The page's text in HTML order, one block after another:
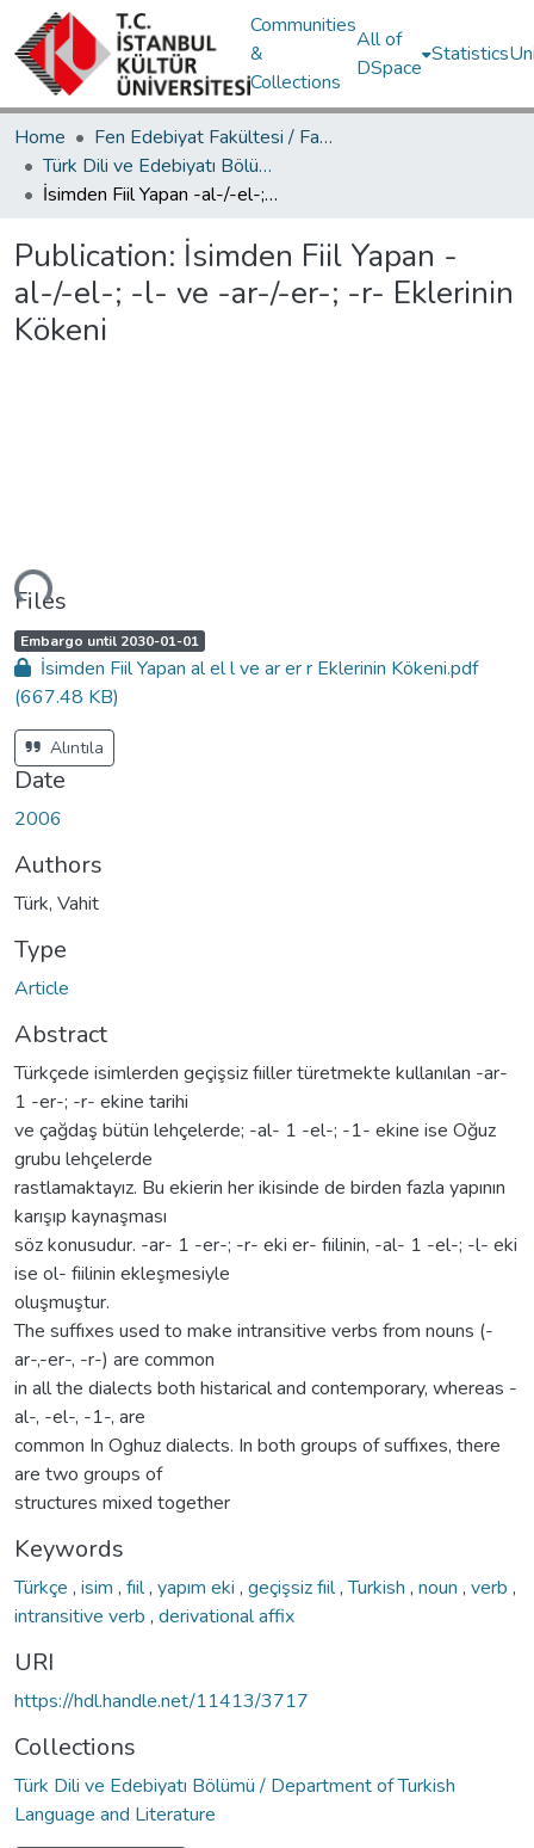
Communities
&
Collections
All of
DSpace
Statistics
Home
Fen Edebiyat Fakültesi / Faculty of Letters and Sciences
Türk Dili ve Edebiyatı Bölümü / Department of Turkish Language and Literature
İsimden Fiil Yapan -al-/-el-; -l- ve -ar-/-er-; -r- Eklerinin Kökeni
Publication: İsimden Fiil Yapan -
al-/-el-; -l- ve -ar-/-er-; -r- Eklerinin
Kökeni
Files
A
c
c
e
s
s
s
a
t
u
:
Embargo until 2030-01-01,
İsimden Fiil Yapan al el l ve ar er r Eklerinin Kökeni.pdf
(667.48 KB)
Alıntıla
Date
2006
Authors
Türk, Vahit
Type
Article
Abstract
Türkçede isimlerden geçişsiz fıiller türetmekte kullanılan -ar-
1 -er-; -r- ekine tarihi
ve çağdaş bütün lehçelerde; -al- 1 -el-; -1- ekine ise Oğuz
grubu lehçelerde
rastlamaktayız. Bu ekierin her ikisinde de birden fazla yapının
karışıp kaynaşması
söz konusudur. -ar- 1 -er-; -r- eki er- fıilinin, -al- 1 -el-; -l- eki
ise ol- fiilinin ekleşmesiyle
oluşmuştur.
The suffıxes used to make intransitive verbs from nouns (-
ar-,-er-, -r-) are common
in all the dialects both histarical and contemporary, whereas -
al-, -el-, -1-, are
common In Oghuz dialects. In both groups of suffıxes, there
are two groups of
structures mixed together
Keywords
Türkçe , isim , fıil, yapım eki , geçişsiz fıil,Turkish , noun , verb ,
intransitive verb , derivational affix
URI
https://hdl.handle.net/11413/3717
Collections
Türk Dili ve Edebiyatı Bölümü / Department of Turkish
Language and Literature